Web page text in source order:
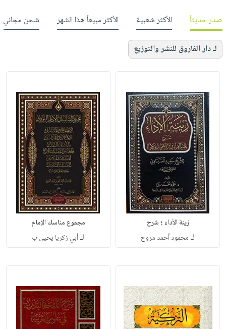
صدر حديثاً الأكثر شعبية الأكثر مبيعاً هذا الشهر شحن مجاني
لـ دار الفاروق للنشر والتوزيع
زينة الأداء ؛ شرح
لـ محمود أحمد مروح
مجموع مناسك الإمام
لـأبي زكريا يحيى ب